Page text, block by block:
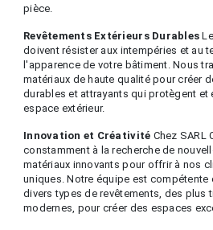
pièce.
Revêtements Extérieurs Durables
doivent résister aux intempéries et au
l'apparence de votre bâtiment. Nous
matériaux de haute qualité pour créer
durables et attrayants qui protègent et
espace extérieur.
Innovation et Créativité Chez SARL
constamment à la recherche de
matériaux innovants pour offrir à nos
uniques. Notre équipe est
divers types de revêtements, des plus
modernes, pour créer des espaces